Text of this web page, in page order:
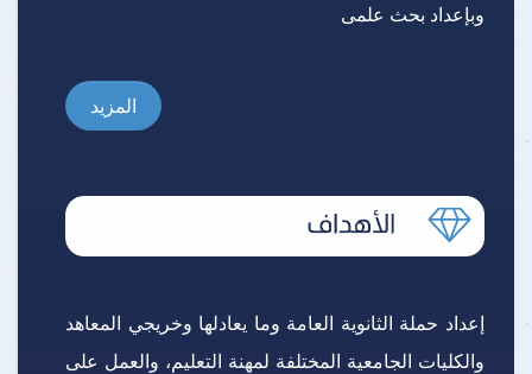
وبإعداد بحث علمى
المزيد
إعداد حملة الثانوية العامة وما يعادلها وخريجي المعاهد
والكليات الجامعية المختلفة لمهنة التعليم، والعمل على